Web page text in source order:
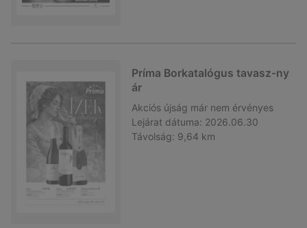
Príma Borkatalógus tavasz-ny
ár
Akciós újság már nem érvényes
Lejárat dátuma: 2026.06.30
Távolság: 9,64 km